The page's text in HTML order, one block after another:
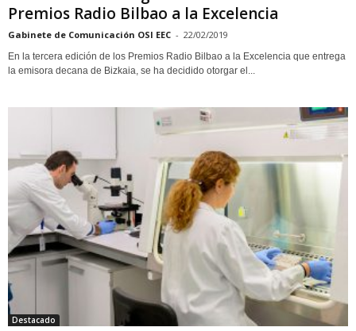
Premios Radio Bilbao a la Excelencia
Gabinete de Comunicación OSI EEC - 22/02/2019
En la tercera edición de los Premios Radio Bilbao a la Excelencia que entrega
la emisora decana de Bizkaia, se ha decidido otorgar el...
Destacado